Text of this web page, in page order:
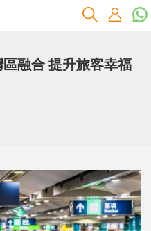
融合 提升旅客幸福